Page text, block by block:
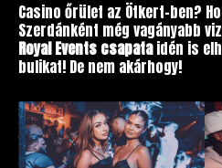
Casino őrület az Ötkert-ben?
Szerdánként még vagányabb
Royal Events csapataidén is
bulikat! De nem akárhogy!